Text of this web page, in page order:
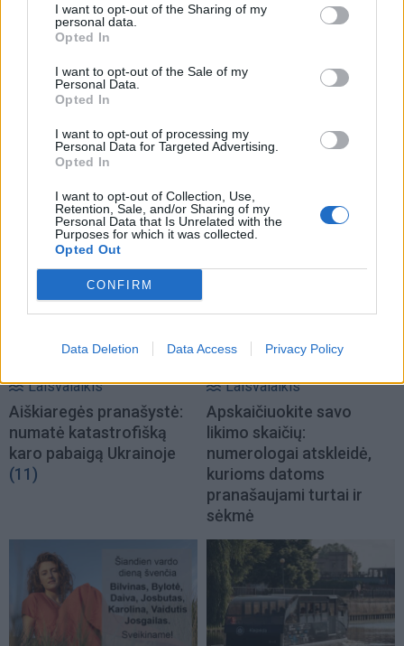
I want to opt-out of the Sharing of my
personal data.
Opted In
I want to opt-out of the Sale of my
Personal Data.
Opted In
I want to opt-out of processing my
Personal Data for Targeted Advertising.
Opted In
I want to opt-out of Collection, Use,
Retention, Sale, and/or Sharing of my
Personal Data that Is Unrelated with the
Purposes for which it was collected.
Opted Out
CONFIRM
Data Deletion Data Access Privacy Policy
Bulvaras: jei po lygiai, tai
po lygiai(1)
Ar jums pakaks
išspręsti matematinį
galvosūkį, panaudojant
tik vieną degtuką?(1)
Laisvalaikis
Aiškiaregės pranašystė:
numatė katastrofišką
karo pabaigą Ukrainoje
(11)
Laisvalaikis
Apskaičiuokite savo
likimo skaičių:
numerologai atskleidė,
kurioms datoms
pranašaujami turtai ir
sėkmė